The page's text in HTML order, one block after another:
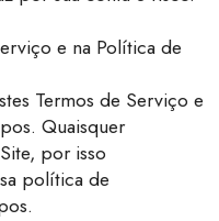
e na Política de
Termos de Serviço e
Quaisquer
por isso
política de